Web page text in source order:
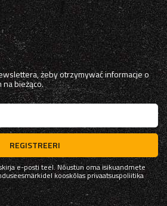
żeby otrzymywać informacje o
bieżąco.
REGISTREERI
e-posti teel. Nõustun oma isikuandmete
kooskõlasprivaatsuspoliitika